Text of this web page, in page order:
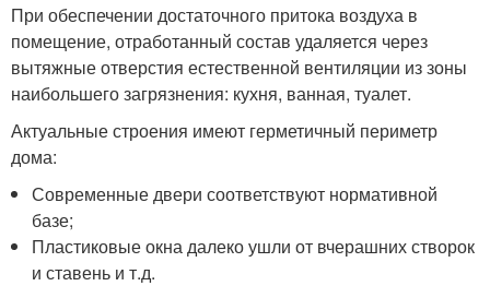
При обеспечении достаточного притока воздуха в
помещение, отработанный состав удаляется через
вытяжные отверстия естественной вентиляции из зоны
наибольшего загрязнения: кухня, ванная, туалет.
Актуальные строения имеют герметичный периметр
дома:
Современные двери соответствуют нормативной
базе;
Пластиковые окна далеко ушли от вчерашних створок
и ставень и т.д.